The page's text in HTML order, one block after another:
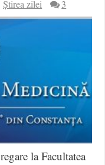
Știrea zilei 3
la Facultatea